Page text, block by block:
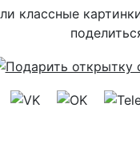
классные